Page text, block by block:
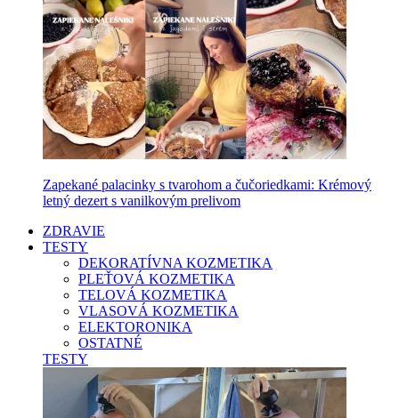
Zapekané palacinky s tvarohom a čučoriedkami: Krémový
letný dezert s vanilkovým prelivom
ZDRAVIE
TESTY
DEKORATÍVNA KOZMETIKA
PLEŤOVÁ KOZMETIKA
TELOVÁ KOZMETIKA
VLASOVÁ KOZMETIKA
ELEKTORONIKA
OSTATNÉ
TESTY